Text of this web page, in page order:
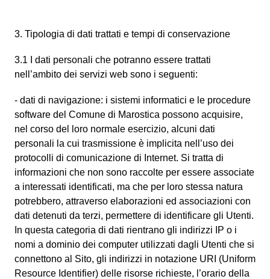
3. Tipologia di dati trattati e tempi di conservazione
3.1 I dati personali che potranno essere trattati
nell’ambito dei servizi web sono i seguenti:
- dati di navigazione: i sistemi informatici e le procedure
software del Comune di Marostica possono acquisire,
nel corso del loro normale esercizio, alcuni dati
personali la cui trasmissione è implicita nell’uso dei
protocolli di comunicazione di Internet. Si tratta di
informazioni che non sono raccolte per essere associate
a interessati identificati, ma che per loro stessa natura
potrebbero, attraverso elaborazioni ed associazioni con
dati detenuti da terzi, permettere di identificare gli Utenti.
In questa categoria di dati rientrano gli indirizzi IP o i
nomi a dominio dei computer utilizzati dagli Utenti che si
connettono al Sito, gli indirizzi in notazione URI (Uniform
Resource Identifier) delle risorse richieste, l’orario della